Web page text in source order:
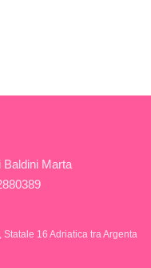
Baldini Marta
16 Adriatica tra Argenta